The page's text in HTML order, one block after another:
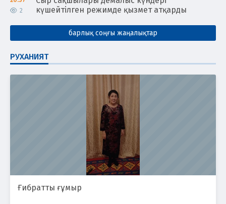
2
күшейтілген режимде қызмет атқарды
барлық соңғы жаңалықтар
РУХАНИЯТ
Ғибратты ғұмыр